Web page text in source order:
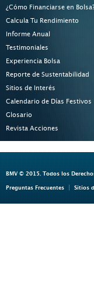
¿Cómo Financiarse en
Calcula Tu Rendimiento
Informe Anual
Testimoniales
Experiencia Bolsa
Reporte de Sustentabilidad
Sitios de Interés
Calendario de Días Festivos
Glosario
Revista Acciones
BMV © 2015. Todos los
Preguntas Frecuentes Sitios